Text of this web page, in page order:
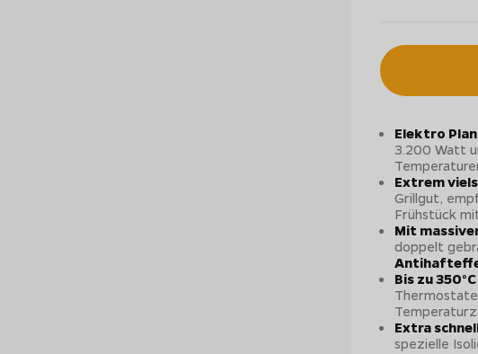
Elektro
3.200 Watt
Extrem
Grillgut,
Frühstück
Mit
doppelt
Bis zu 350°C
Extra
spezielle